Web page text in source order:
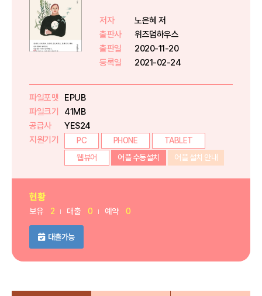
저자
노은혜 저
출판사
위즈덤하우스
출판일
2020-11-20
등록일
2021-02-24
파일포맷
EPUB
파일크기
41MB
공급사
YES24
지원기기
PC PHONE
TABLET
웹뷰어
어플 수동설치 어플 설치 안내
현황
보유 2 대출 0 예약 0
대출가능